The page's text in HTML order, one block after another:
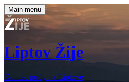
Main menu
Liptov Žije
Koniec nudy na Liptove